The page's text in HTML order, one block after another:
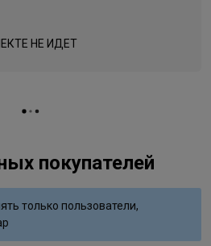
НЕ ИДЕТ
покупателей
только пользователи,